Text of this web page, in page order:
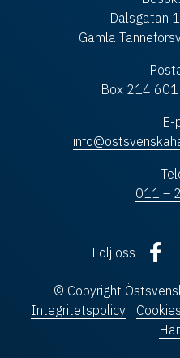
Dalsgatan
Gamla
Box 214
E-
011 –
Följ oss
© Copyright
Integritetspolicy · Cookies